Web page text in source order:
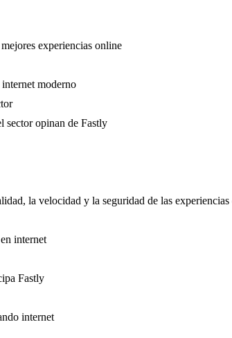
experiencias online
moderno
sector opinan de Fastly
la velocidad y la seguridad de las experiencias
internet
Fastly
internet